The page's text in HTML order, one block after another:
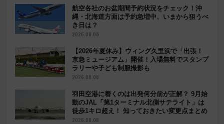
航空各社のお盆期間予約状況をチェック！沖
縄・北海道方面は予約急増中、いまから狙うべ
き日は？
2026.08.08
【2026年夏休み】ウィング久里浜で「出張！
京急ミュージアム」開催！入場無料でスタンプ
ラリーや子ども制服撮影も
2026.08.08
羽田空港に着くのは出発何分前が正解？ 9月始
動のJAL「第1ターミナル北側サテライト」は
徒歩1キロ超え！ 知っておきたい変更点まとめ
2026.08.08